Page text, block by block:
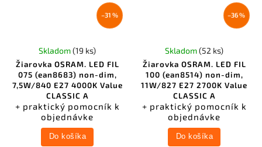
–31 %
Žiarovka OSRAM. LED FIL
075 (ean8683) non-dim,
7,5W/840 E27 4000K Value
CLASSIC A
+ praktický pomocník k
objednávke
Skladom(19 ks)
Do košíka
–36 %
Žiarovka OSRAM. LED FIL
100 (ean8514) non-dim,
11W/827 E27 2700K Value
CLASSIC A
+ praktický pomocník k
objednávke
Skladom(52 ks)
Do košíka